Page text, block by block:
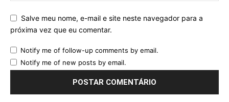
Salve meu nome, e-mail e site neste navegador para a
próxima vez que eu comentar.
Notify me of follow-up comments by email.
Notify me of new posts by email.